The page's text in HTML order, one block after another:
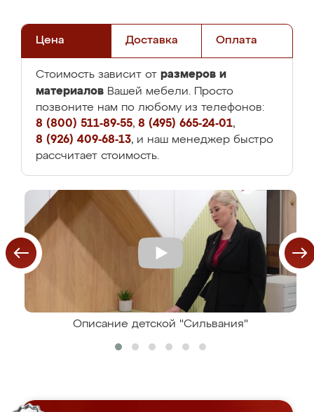
Цена Доставка Оплата
Стоимость зависит от размеров и
материалов Вашей мебели. Просто
позвоните нам по любому из телефонов:
8 (800) 511-89-55, 8 (495) 665-24-01,
8 (926) 409-68-13, и наш менеджер быстро
рассчитает стоимость.
Описание детской "Сильвания"